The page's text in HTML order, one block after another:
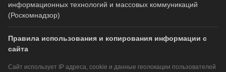
информационных технологий и массовых коммуникаций
(Роскомнадзор)
Правила использования и копирования информации с
сайта
Сайт использует IP адреса, cookie и данные геолокации пользователей